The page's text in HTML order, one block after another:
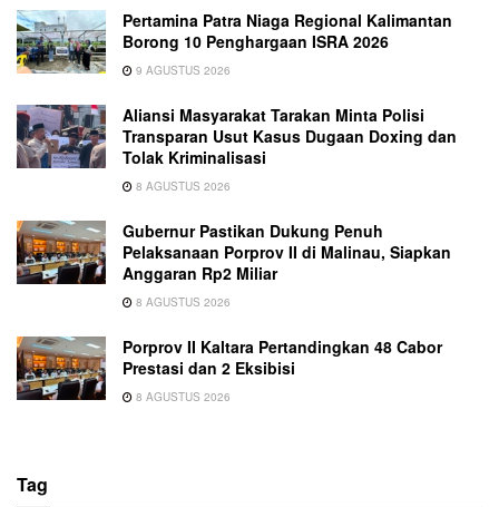
Pertamina Patra Niaga Regional Kalimantan
Borong 10 Penghargaan ISRA 2026
9 AGUSTUS 2026
Aliansi Masyarakat Tarakan Minta Polisi
Transparan Usut Kasus Dugaan Doxing dan
Tolak Kriminalisasi
8 AGUSTUS 2026
Gubernur Pastikan Dukung Penuh
Pelaksanaan Porprov II di Malinau, Siapkan
Anggaran Rp2 Miliar
8 AGUSTUS 2026
Porprov II Kaltara Pertandingkan 48 Cabor
Prestasi dan 2 Eksibisi
8 AGUSTUS 2026
Tag